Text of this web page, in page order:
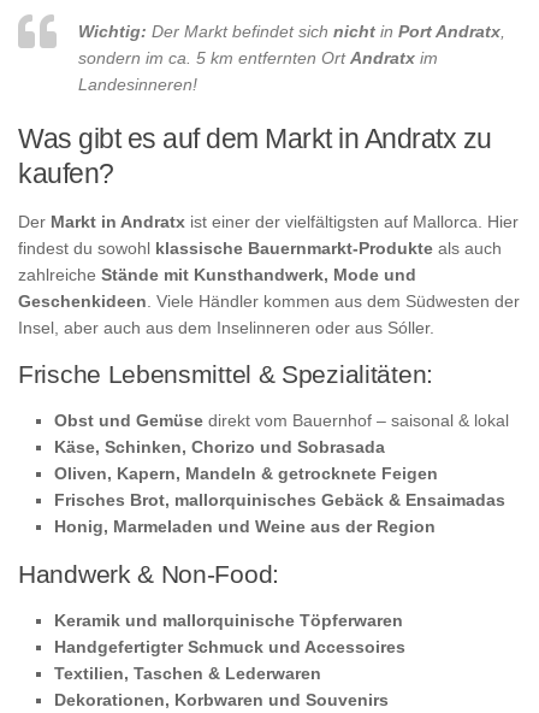
Wichtig: Der Markt befindet sich nicht in Port Andratx
sondern im ca. 5 km entfernten OrtAndratx im
Landesinneren!
Was gibt es auf dem Markt in Andratx zu
kaufen?
Der Markt in Andratx ist einer der vielfältigsten auf Mallorca. Hier
findest du sowohl klassische Bauernmarkt-Produkte als auch
zahlreiche Stände mit Kunsthandwerk, Mode und
Geschenkideen . Viele Händler kommen aus dem Südwesten der
Insel, aber auch aus dem Inselinneren oder aus Sóller.
Frische Lebensmittel & Spezialitäten:
Obst und Gemüse direkt vom Bauernhof – saisonal & lokal
Käse, Schinken, Chorizo und Sobrasada
Oliven, Kapern, Mandeln & getrocknete Feigen
Frisches Brot, mallorquinisches Gebäck & Ensaimadas
Honig, Marmeladen und Weine aus der Region
Handwerk & Non-Food:
Keramik und mallorquinische Töpferwaren
Handgefertigter Schmuck und Accessoires
Textilien, Taschen & Lederwaren
Dekorationen, Korbwaren und Souvenirs